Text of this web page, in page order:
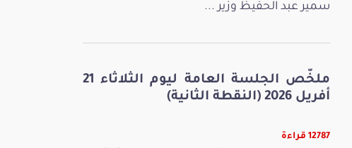
سمير عبد الحفيظ وزير ...
ملخّص الجلسة العامة ليوم الثلاثاء 21
أفريل 2026 (النقطة الثانية)
12787 قراءة